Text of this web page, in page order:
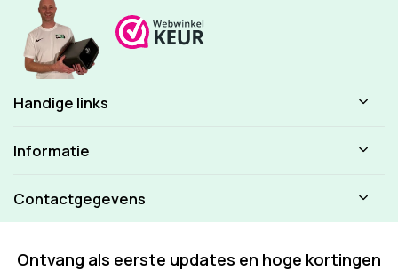
Handige links
Informatie
Contactgegevens
Ontvang als eerste updates en hoge kortingen